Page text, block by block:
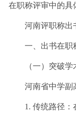
在职称评审中的具
河南评职称出
一、出书在职
（一）突破
河南省中学副
1. 传统路径：